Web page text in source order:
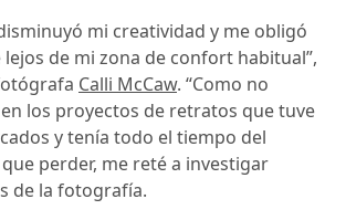
mi creatividad y me obligó
de mi zona de confort habitual”,
Calli McCaw. “Como no
los proyectos de retratos que tuve
y tenía todo el tiempo del
perder, me reté a investigar
de la fotografía.